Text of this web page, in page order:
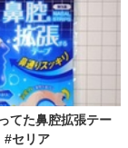
てた鼻腔拡張テー
セリア